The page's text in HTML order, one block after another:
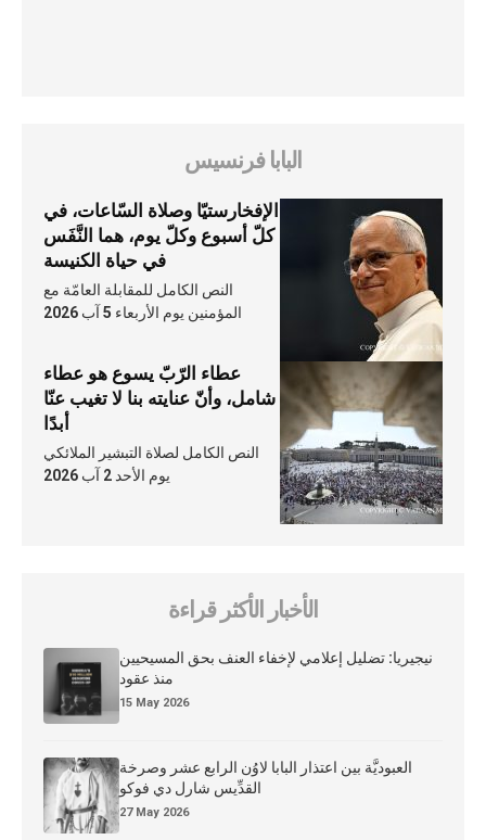
البابا فرنسيس
الإفخارستيّا وصلاة السّاعات، في
كلّ أسبوع وكلّ يوم، هما النَّفَس
في حياة الكنيسة
النص الكامل للمقابلة العامّة مع
المؤمنين يوم الأربعاء 5 آب 2026
عطاء الرّبّ يسوع هو عطاء
شامل، وأنّ عنايته بنا لا تغيب عنّا
أبدًا
النص الكامل لصلاة التبشير الملائكي
يوم الأحد 2 آب 2026
الأخبار الأكثر قراءة
نيجيريا: تضليل إعلامي لإخفاء العنف بحق المسيحيين
منذ عقود
15 May 2026
العبوديَّة بين اعتذار البابا لاوُن الرابع عشر وصرخة
القدِّيس شارل دي فوكو
27 May 2026